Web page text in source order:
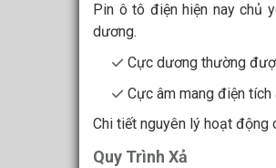
Pin ô tô điện hiện nay chủ
dương.
Cực dương thường
Cực âm mang điện
Chi tiết nguyên lý hoạt động
Quy Trình Xả